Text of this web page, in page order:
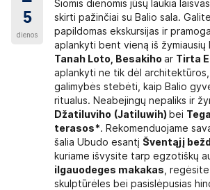
5
dienos
Šiomis dienomis jūsų laukia
skirti pažinčiai su Balio sala.
papildomas ekskursijas ir
aplankyti bent vieną iš žymiausių
Tanah Loto, Besakihoar Tirta
aplankyti ne tik dėl
galimybės stebėti, kaip Balio
ritualus. Neabejingų nepaliks ir
Džatiluviho (Jatiluwih) bei
terasos*. Rekomenduojame
šalia Ubudo esantį Šventąjį
kuriame išvysite tarp egzotiškų
ilgauodeges makakas ,
skulptūrėles bei pasislėpusias